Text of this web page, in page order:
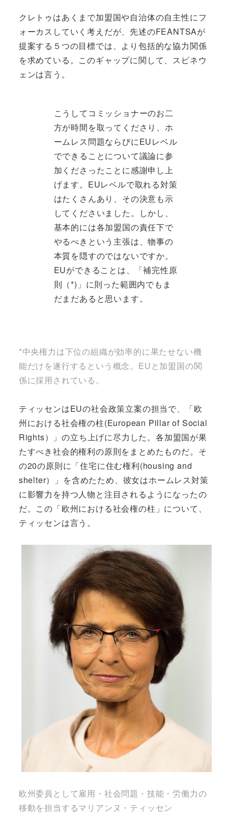
クレトゥはあくまで加盟国や自治体の自主性にフ
ォーカスしていく考えだが、先述のFEANTSAが
提案する５つの目標では、より包括的な協力関係
を求めている。このギャップに関して、スピネウ
ェンは言う。
こうしてコミッショナーのお二
方が時間を取ってくださり、ホ
ームレス問題ならびにEUレベル
でできることについて議論に参
加くださったことに感謝申し上
げます。EUレベルで取れる対策
はたくさんあり、その決意も示
してくださいました。しかし、
基本的には各加盟国の責任下で
やるべきという主張は、物事の
本質を隠すのではないですか。
EUができることは、「補完性原
則（*)」に則った範囲内でもま
だまだあると思います。
*中央権力は下位の組織が効率的に果たせない機
能だけを遂行するという概念。EUと加盟国の関
係に採用されている。
ティッセンはEUの社会政策立案の担当で、「欧
州における社会権の柱(European Pillar of Social
Rights）」の立ち上げに尽力した。各加盟国が果
たすべき社会的権利の原則をまとめたものだ。そ
の20の原則に「住宅に住む権利(housing and
shelter）」を含めたため、彼女はホームレス対策
に影響力を持つ人物と注目されるようになったの
だ。この「欧州における社会権の柱」について、
ティッセンは言う。
欧州委員として雇用・社会問題・技能・労働力の
移動を担当するマリアンヌ・ティッセン